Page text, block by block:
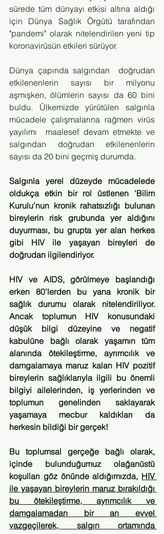
sürede tüm dünyayı etkisi altına aldığı
için Dünya Sağlık Örgütü tarafından
"pandemi" olarak nitelendirilen yeni tip
koronavirüsün etkileri sürüyor.
Dünya çapında salgından  doğrudan
etkilenenlerin sayısı bir milyonu
aşmışken, ölümlerin sayısı da 60 bini
buldu. Ülkemizde yürütülen salgınla
mücadele çalışmalarına rağmen virüs
yayılımı  maalesef devam etmekte ve
salgından doğrudan etkilenenlerin
sayısı da 20 bini geçmiş durumda.
Salgınla yerel düzeyde mücadelede
oldukça etkin bir rol üstlenen 'Bilim
Kurulu’nun kronik rahatsızlığı bulunan
bireylerin risk grubunda yer aldığını
duyurması, bu grupta yer alan herkes
gibi HIV ile yaşayan bireyleri de
doğrudan ilgilendiriyor.
HIV ve AIDS, görülmeye başlandığı
erken 80’lerden bu yana kronik bir
sağlık durumu olarak nitelendiriliyor.
Ancak toplumun HIV konusundaki
düşük bilgi düzeyine ve negatif
kabulüne bağlı olarak yaşamın tüm
alanında ötekileştirme, ayrımcılık ve
damgalamaya maruz kalan HIV pozitif
bireylerin sağlıklarıyla ilgili bu önemli
bilgiyi ailelerinden, iş yerlerinden ve
toplumun genelinden saklayarak
yaşamaya mecbur kaldıkları da
herkesin bildiği bir gerçek!
Bu toplumsal gerçeğe bağlı olarak,
içinde bulunduğumuz olağanüstü
koşulları göz önünde aldığımızda, HIV
ile yaşayan bireylerin maruz bırakıldığı
bu ötekileştirme, ayrımcılık ve
damgalamadan bir an evvel
vazgeçilerek, salgın ortamında